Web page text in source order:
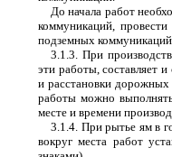
До начала работ
коммуникаций,
подземных
3.1.3. При
эти работы, составляет
и расстановки дорожных
работы можно
месте и времени
3.1.4. При рытье ям в
вокруг места работ